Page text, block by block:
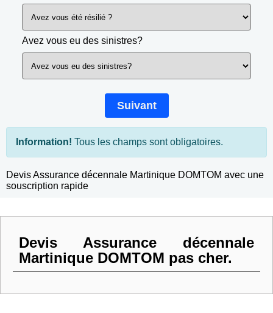
Avez vous eu des sinistres?
Suivant
Information! Tous les champs sont obligatoires.
Devis Assurance décennale Martinique DOMTOM avec une
souscription rapide
Devis Assurance décennale
Martinique DOMTOM pas cher.